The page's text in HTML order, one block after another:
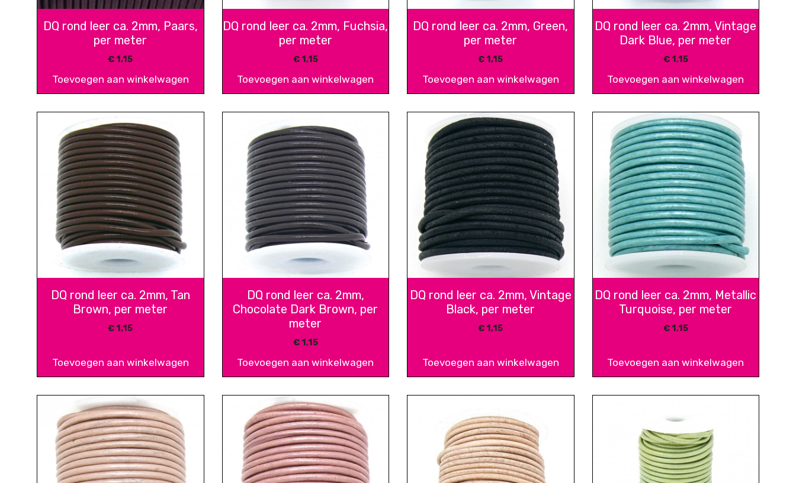
DQ rond leer ca. 2mm, Paars,
per meter
€1,15
Toevoegen aan winkelwagen
DQ rond leer ca. 2mm, Fuchsia,
per meter
€1,15
Toevoegen aan winkelwagen
DQ rond leer ca. 2mm, Green,
per meter
€1,15
Toevoegen aan winkelwagen
DQ rond leer ca. 2mm, Vintage
Dark Blue, per meter
€1,15
Toevoegen aan winkelwagen
DQ rond leer ca. 2mm, Tan
Brown, per meter
€1,15
Toevoegen aan winkelwagen
DQ rond leer ca. 2mm,
Chocolate Dark Brown, per
meter
€1,15
Toevoegen aan winkelwagen
DQ rond leer ca. 2mm, Vintage
Black, per meter
€1,15
Toevoegen aan winkelwagen
DQ rond leer ca. 2mm, Metallic
Turquoise, per meter
€1,15
Toevoegen aan winkelwagen